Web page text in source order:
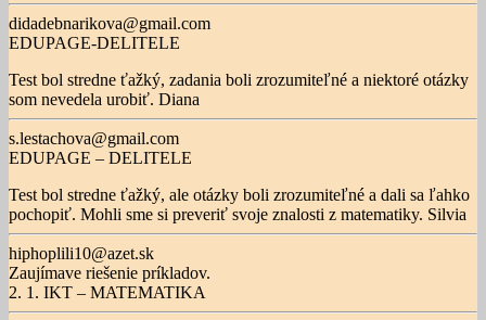
didadebnarikova@gmail.com
EDUPAGE-DELITELE
Test bol stredne ťažký, zadania boli zrozumiteľné a niektoré otázky
som nevedela urobiť. Diana
s.lestachova@gmail.com
EDUPAGE – DELITELE
Test bol stredne ťažký, ale otázky boli zrozumiteľné a dali sa ľahko
pochopiť. Mohli sme si preveriť svoje znalosti z matematiky. Silvia
hiphoplili10@azet.sk
Zaujímave riešenie príkladov.
2. 1. IKT – MATEMATIKA